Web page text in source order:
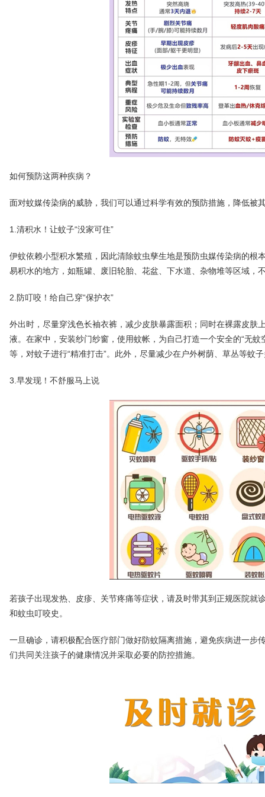
如何预防这两种疾病？
面对蚊媒传染病的威胁，我们可以通过科学有效的预防措施，降低被
1.清积水！让蚊子“没家可住”
伊蚊依赖小型积水繁殖，因此清除蚊虫孳生地是预防虫媒传染病的根
易积水的地方，如瓶罐、废旧轮胎、花盆、下水道、杂物堆等区域，
2.防叮咬！给自己穿“保护衣”
外出时，尽量穿浅色长袖衣裤，减少皮肤暴露面积；同时在裸露皮肤
液。在家中，安装纱门纱窗，使用蚊帐，为自己打造一个安全的“无蚊
等，对蚊子进行“精准打击”。此外，尽量减少在户外树荫、草丛等蚊
3.早发现！不舒服马上说
若孩子出现发热、皮疹、关节疼痛等症状，请及时带其到正规医院就
和蚊虫叮咬史。
一旦确诊，请积极配合医疗部门做好防蚊隔离措施，避免疾病进一步
们共同关注孩子的健康情况并采取必要的防控措施。